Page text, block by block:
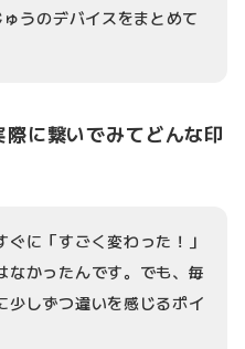
うのデバイスをまとめて
に繋いでみてどんな印
ぐに「すごく変わった！」
なかったんです。でも、毎
少しずつ違いを感じるポイ